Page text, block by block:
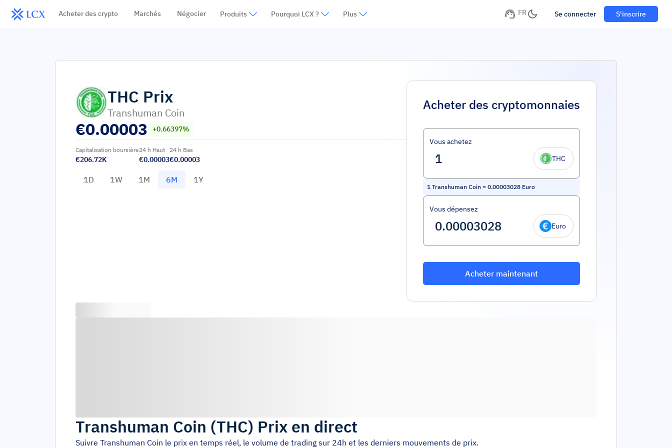
Acheter des crypto Marchés Négocier Produits Pourquoi LCX ? Plus FR Se connecter S'inscrire
THC Prix
Transhuman Coin
€0.00003 +0.66397%
Capitalisation boursière
€206.72K
24 h Haut
€0.00003
24 h Bas
€0.00003
1D 1W 1M 6M 1Y
Acheter des cryptomonnaies
Vous achetez
THC
1 Transhuman Coin = 0.00003028 Euro
Vous dépensez
Euro
Acheter maintenant
Transhuman Coin (THC) Prix en direct
Suivre Transhuman Coin le prix en temps réel, le volume de trading sur 24h et les derniers mouvements de prix.